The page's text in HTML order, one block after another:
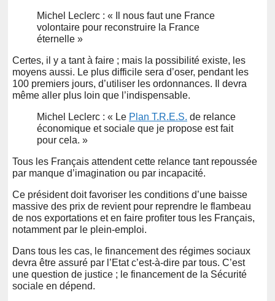
Michel Leclerc : « Il nous faut une France
volontaire pour reconstruire la France
éternelle »
Certes, il y a tant à faire ; mais la possibilité existe, les
moyens aussi. Le plus difficile sera d’oser, pendant les
100 premiers jours, d’utiliser les ordonnances. Il devra
même aller plus loin que l’indispensable.
Michel Leclerc : « Le Plan T.R.E.S. de relance
économique et sociale que je propose est fait
pour cela. »
Tous les Français attendent cette relance tant repoussée
par manque d’imagination ou par incapacité.
Ce président doit favoriser les conditions d’une baisse
massive des prix de revient pour reprendre le flambeau
de nos exportations et en faire profiter tous les Français,
notamment par le plein-emploi.
Dans tous les cas, le financement des régimes sociaux
devra être assuré par l’Etat c’est-à-dire par tous. C’est
une question de justice ; le financement de la Sécurité
sociale en dépend.